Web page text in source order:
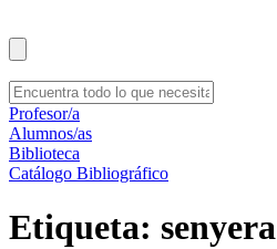
Profesor/a
Alumnos/as
Biblioteca
Catálogo Bibliográfico
Etiqueta: senyera